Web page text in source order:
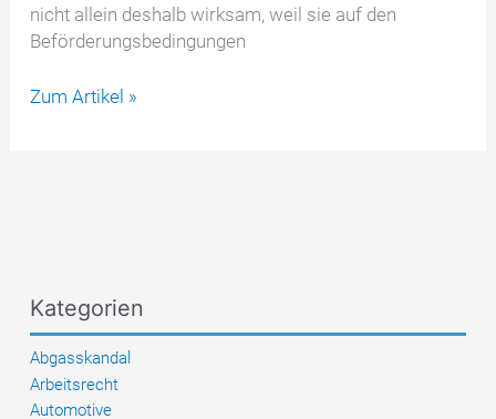
nicht allein deshalb wirksam, weil sie auf den
Beförderungsbedingungen
AGB-
sind
Demurrage-
Forderungen
unwirksam?
Zum Artikel »
Kategorien
Abgasskandal
Arbeitsrecht
Automotive